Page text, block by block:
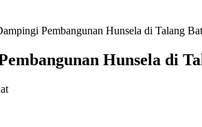
Pembangunan Hunsela di Talang
Hunsela di